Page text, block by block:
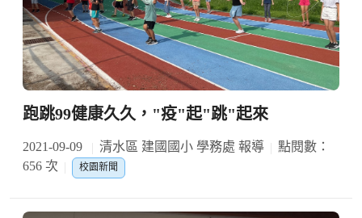
跑跳99健康久久，"疫"起"跳"起來
2021-09-09 清水區 建國國小 學務處 報導
點閱數：
656 次
校園新聞